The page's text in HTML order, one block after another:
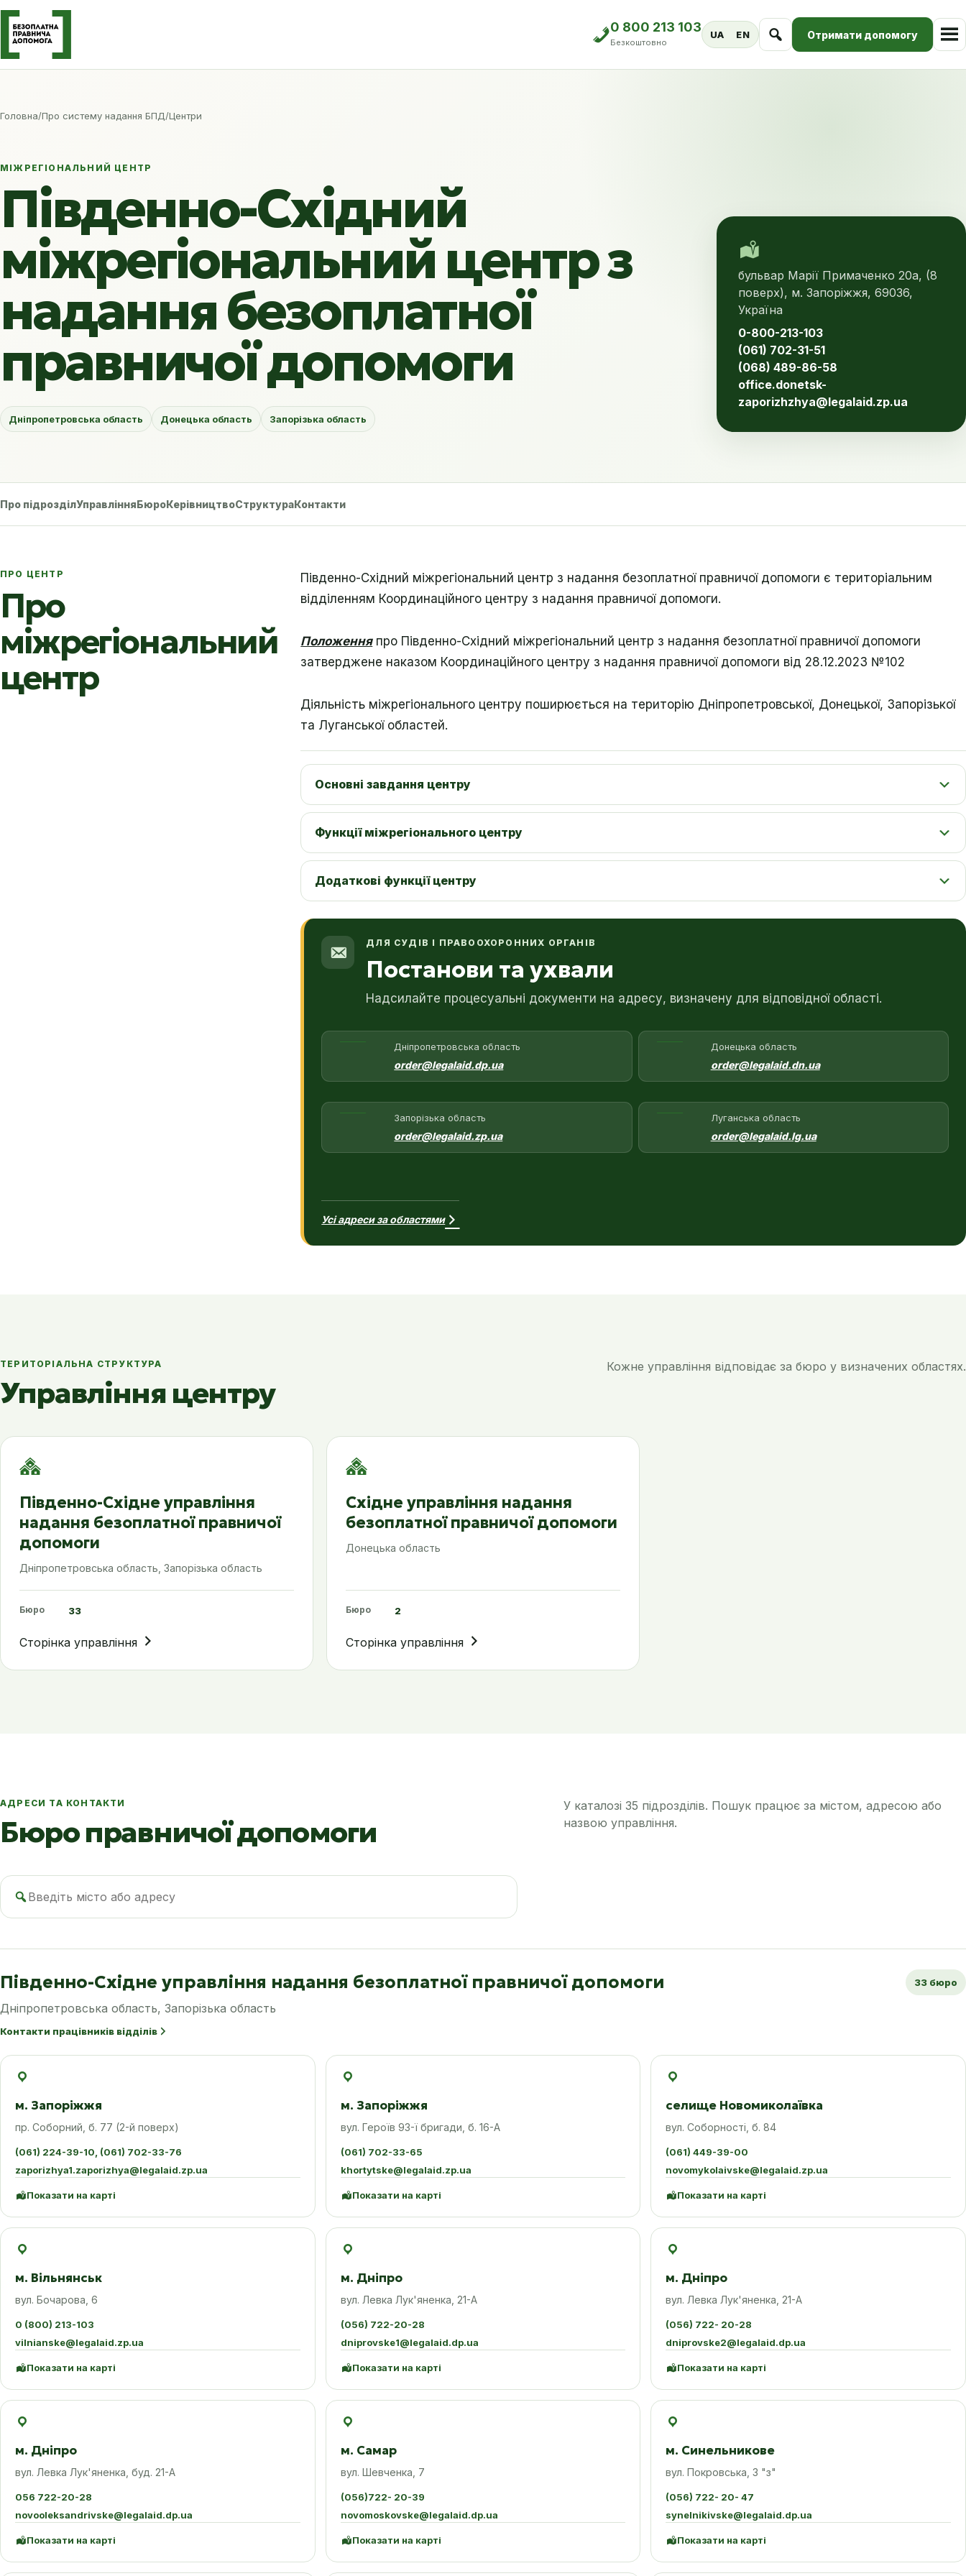
0 800 213 103
Безкоштовно
UA EN Отримати допомогу
Головна/Про систему надання БПД/Центри
МІЖРЕГІОНАЛЬНИЙ ЦЕНТР
Південно-Східний
міжрегіональний центр з
надання безоплатної
правничої допомоги
Дніпропетровська область Донецька область Запорізька область
бульвар Марії Примаченко 20а, (8
поверх), м. Запоріжжя, 69036,
Україна
0-800-213-103
(061) 702-31-51
(068) 489-86-58
office.donetsk-
zaporizhzhya@legalaid.zp.ua
Про підрозділУправлінняБюроКерівництвоСтруктураКонтакти
ПРО ЦЕНТР
Про
міжрегіональний
центр
Південно-Східний міжрегіональний центр з надання безоплатної правничої допомоги є територіальним
відділенням Координаційного центру з надання правничої допомоги.
Положенняпро Південно-Східний міжрегіональний центр з надання безоплатної правничої допомоги
затверджене наказом Координаційного центру з надання правничої допомоги від 28.12.2023 №102
Діяльність міжрегіонального центру поширюється на територію Дніпропетровської, Донецької, Запорізької
та Луганської областей.
Основні завдання центру
Функції міжрегіонального центру
Додаткові функції центру
ДЛЯ СУДІВ І ПРАВООХОРОННИХ ОРГАНІВ
Постанови та ухвали
Надсилайте процесуальні документи на адресу, визначену для відповідної області.
Дніпропетровська область
order@legalaid.dp.ua
Донецька область
order@legalaid.dn.ua
Запорізька область
order@legalaid.zp.ua
Луганська область
order@legalaid.lg.ua
Усі адреси за областями
ТЕРИТОРІАЛЬНА СТРУКТУРА
Управління центру
Кожне управління відповідає за бюро у визначених областях.
Південно-Східне управління
надання безоплатної правничої
допомоги
Дніпропетровська область, Запорізька область
Бюро 33
Сторінка управління
Східне управління надання
безоплатної правничої допомоги
Донецька область
Бюро 2
Сторінка управління
АДРЕСИ ТА КОНТАКТИ
Бюро правничої допомоги
У каталозі 35 підрозділів. Пошук працює за містом, адресою або
назвою управління.
Пошук
бюро
Південно-Східне управління надання безоплатної правничої допомоги
Дніпропетровська область, Запорізька область
Контакти працівників відділів
33 бюро
м. Запоріжжя
пр. Соборний, б. 77 (2-й поверх)
(061) 224-39-10, (061) 702-33-76
zaporizhya1.zaporizhya@legalaid.zp.ua
Показати на карті
м. Запоріжжя
вул. Героїв 93-ї бригади, б. 16-А
(061) 702-33-65
khortytske@legalaid.zp.ua
Показати на карті
селище Новомиколаївка
вул. Соборності, б. 84
(061) 449-39-00
novomykolaivske@legalaid.zp.ua
Показати на карті
м. Вільнянськ
вул. Бочарова, 6
0 (800) 213-103
vilnianske@legalaid.zp.ua
Показати на карті
м. Дніпро
вул. Левка Лук'яненка, 21-А
(056) 722-20-28
dniprovske1@legalaid.dp.ua
Показати на карті
м. Дніпро
вул. Левка Лук'яненка, 21-А
(056) 722- 20-28
dniprovske2@legalaid.dp.ua
Показати на карті
м. Дніпро
вул. Левка Лук'яненка, буд. 21-А
056 722-20-28
novooleksandrivske@legalaid.dp.ua
Показати на карті
м. Самар
вул. Шевченка, 7
(056)722- 20-39
novomoskovske@legalaid.dp.ua
Показати на карті
м. Синельникове
вул. Покровська, 3 "з"
(056) 722- 20- 47
synelnikivske@legalaid.dp.ua
Показати на карті